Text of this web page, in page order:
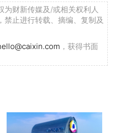
为财新传媒及/或相关权利人
禁止进行转载、摘编、复制及
，获得书面